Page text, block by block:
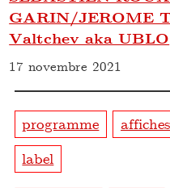
GARIN/JEROME
Valtchev aka UBLO
17 novembre 2021
programme
label